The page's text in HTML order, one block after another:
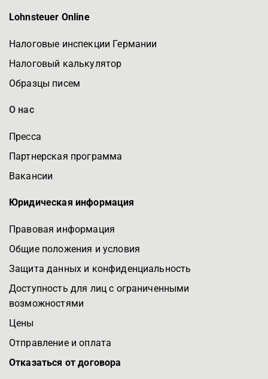
Lohnsteuer Online
Налоговые инспекции Германии
Налоговый калькулятор
Образцы писем
О нас
Пресса
Партнерская программа
Вакансии
Юридическая информация
Правовая информация
Общие положения и условия
Защита данных и конфиденциальность
Доступность для лиц с ограниченными
возможностями
Цены
Отправление и оплата
Отказаться от договора